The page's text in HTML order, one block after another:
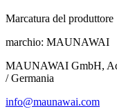
Marcatura del produttore
marchio: MAUNAWAI
MAUNAWAI GmbH,
/ Germania
info@maunawai.com